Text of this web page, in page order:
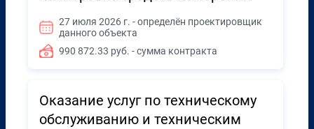
27 июля 2026 г. - определён проектировщик
данного объекта
990 872.33 руб. - сумма контракта
Оказание услуг по техническому
обслуживанию и техническим